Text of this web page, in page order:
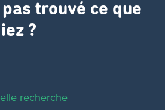
trouvé ce que
?
recherche